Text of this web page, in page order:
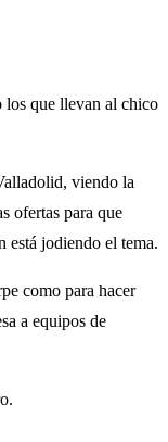
los que llevan al chico
viendo la
ofertas para que
está jodiendo el tema.
como para hacer
a equipos de